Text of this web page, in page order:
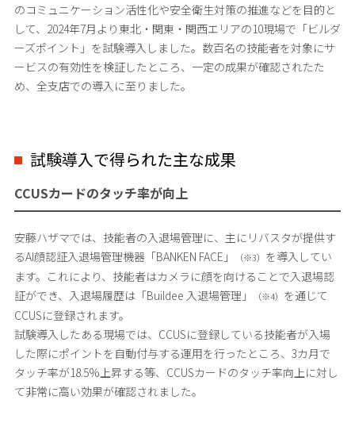
のコミュニケーション活性化や安全衛生対策の推進などを目的と
して、2024年7月より東北・関東・関西エリアの10現場で「ビルダ
ーズポイント」を試験導入しました。数百名の技能者を対象にサ
ービスの有効性を検証したところ、一定の成果が確認されたた
め、全支店での導入に至りました。
試験導入で得られた主な成果
CCUSカードのタッチ率が向上
安藤ハザマでは、技能者の入退場管理に、主にリバスタが提供す
るAI顔認証入退場管理機器「BANKEN FACE」
（※3） を導入してい
ます。これにより、技能者はカメラに顔を向けることで入退場認
証ができ、入退場履歴は「Buildee 入退場管理」
（※4） を通じて
CCUSに登録されます。
試験導入したある現場では、CCUSに登録している技能者が入場
した際にポイントを自動付与する運用を行ったところ、3カ月で
タッチ率が18.5%上昇する等、CCUSカードのタッチ率向上に対し
て非常に高い効果が確認されました。